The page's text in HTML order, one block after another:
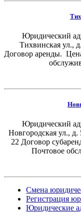
Юридический
Тихвинская ул.,
Договор аренды.
Юридический
Новгородская ул.,
22 Договор
Почтовое
Смена
Регистрация
Юридические